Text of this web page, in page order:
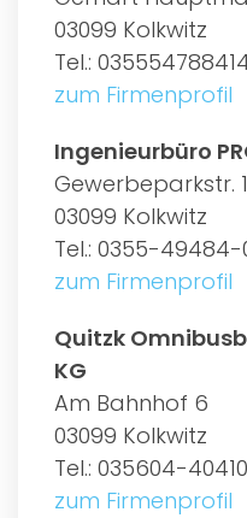
03099 Kolkwitz
Tel.:
zum Firmenprofil
Ingenieurbüro
Gewerbeparkstr.
03099 Kolkwitz
Tel.: 0355-49484-
zum Firmenprofil
Quitzk
KG
Am Bahnhof 6
03099 Kolkwitz
Tel.: 035604-40410
zum Firmenprofil